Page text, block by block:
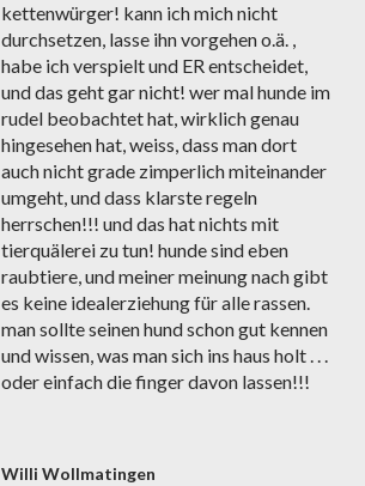
kettenwürger! kann ich mich nicht
durchsetzen, lasse ihn vorgehen o.ä. ,
habe ich verspielt und ER entscheidet,
und das geht gar nicht! wer mal hunde im
rudel beobachtet hat, wirklich genau
hingesehen hat, weiss, dass man dort
auch nicht grade zimperlich miteinander
umgeht, und dass klarste regeln
herrschen!!! und das hat nichts mit
tierquälerei zu tun! hunde sind eben
raubtiere, und meiner meinung nach gibt
es keine idealerziehung für alle rassen.
man sollte seinen hund schon gut kennen
und wissen, was man sich ins haus holt . . .
oder einfach die finger davon lassen!!!
Willi Wollmatingen